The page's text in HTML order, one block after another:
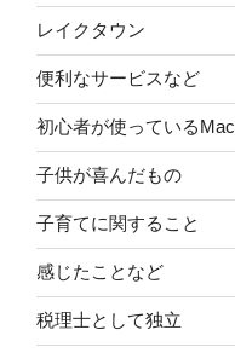
レイクタウン
便利なサービスなど
初心者が使っているMac
子供が喜んだもの
子育てに関すること
感じたことなど
税理士として独立